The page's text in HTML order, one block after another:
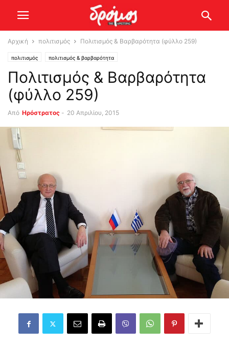
Αρχική πολιτισμός Πολιτισμός & Βαρβαρότητα (φύλλο 259)
πολιτισμός πολιτισμός & βαρβαρότητα
Πολιτισμός & Βαρβαρότητα
(φύλλο 259)
Από Ηρόστρατος - 20 Απριλίου, 2015